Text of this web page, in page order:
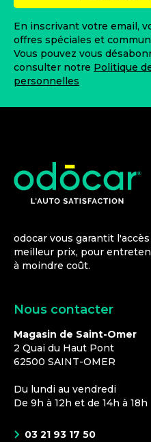
En inscrivant votre email,
offres spéciales et
Vous pouvez vous
consulter notre Politique
personnelles
odocar vous garantit
meilleur prix, pour
à moindre coût.
Nous contacter
Magasin de Saint-Omer
2 Quai du Haut Pont
62500 SAINT-OMER
Du lundi au vendredi
De 9h à 12h et de 14h à 18h
03 21 93 17 50